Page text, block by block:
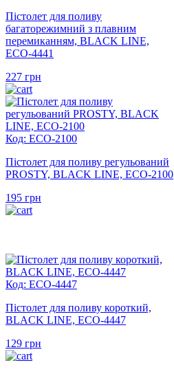
Пістолет для поливу
багаторежимний з плавним
перемиканням, BLACK LINE,
ECO-4441
227 грн
Код: ECO-2100
Пістолет для поливу регульований
PROSTY, BLACK LINE, ECO-2100
195 грн
Код: ECO-4447
Пістолет для поливу короткий,
BLACK LINE, ECO-4447
129 грн